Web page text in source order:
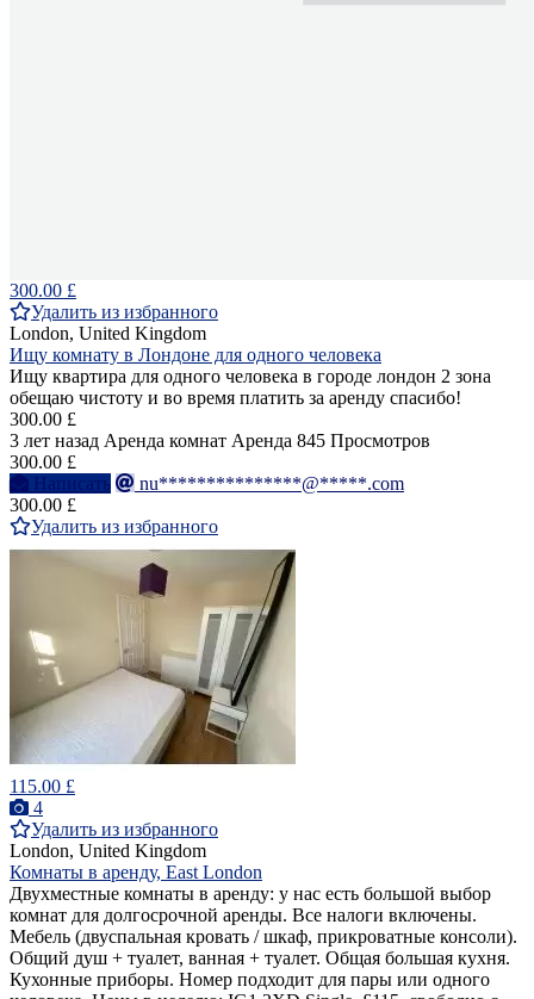
300.00 £
Удалить из избранного
London, United Kingdom
Ищу комнату в Лондоне для одного человека
Ищу квартира для одного человека в городе лондон 2 зона
обещаю чистоту и во время платить за аренду спасибо!
300.00 £
3 лет назад Аренда комнат Аренда 845 Просмотров
300.00 £
Написать
nu***************@*****.com
300.00 £
Удалить из избранного
115.00 £
4
Удалить из избранного
London, United Kingdom
Комнаты в аренду, East London
Двухместные комнаты в аренду: у нас есть большой выбор
комнат для долгосрочной аренды. Все налоги включены.
Мебель (двуспальная кровать / шкаф, прикроватные консоли).
Общий душ + туалет, ванная + туалет. Общая большая кухня.
Кухонные приборы. Номер подходит для пары или одного